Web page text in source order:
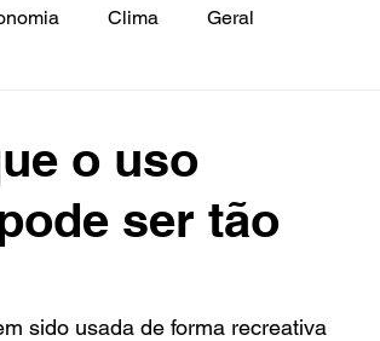
Clima Geral
Seleção Brasileira
o uso
ser tão
sido usada de forma recreativa